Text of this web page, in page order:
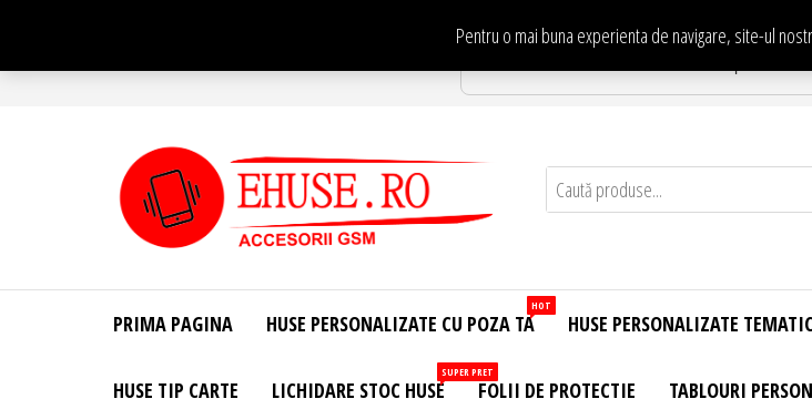
conținut
Pentru o mai buna experienta de navigare, site-ul
Te asteptam in Showroom
Site Oficial .
Huse
Personalizate
Huse
Personalizate
Telefon –
PRIMA PAGINA HUSE PERSONALIZATE CU POZA TA
HOT
HUSE PERSONALIZATE
HUSE TIP CARTE LICHIDARE STOC HUSE
SUPER PRET
FOLII DE PROTECTIE TABLOURI